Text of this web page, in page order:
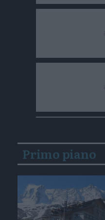
Primo piano